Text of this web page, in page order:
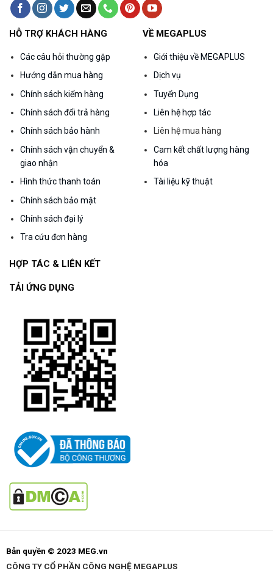
HỖ TRỢ KHÁCH HÀNG
Các câu hỏi thường gặp
Hướng dẫn mua hàng
Chính sách kiểm hàng
Chính sách đổi trả hàng
Chính sách bảo hành
Chính sách vận chuyển &
giao nhận
Hình thức thanh toán
Chính sách bảo mật
Chính sách đại lý
Tra cứu đơn hàng
VỀ MEGAPLUS
Giới thiệu về MEGAPLUS
Dịch vụ
Tuyển Dụng
Liên hệ hợp tác
Liên hệ mua hàng
Cam kết chất lượng hàng
hóa
Tài liệu kỹ thuật
HỢP TÁC & LIÊN KẾT
TẢI ỨNG DỤNG
Bản quyền © 2023 MEG.vn
CÔNG TY CỔ PHẦN CÔNG NGHỆ MEGAPLUS